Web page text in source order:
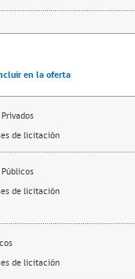
en la oferta
de licitación
de licitación
de licitación